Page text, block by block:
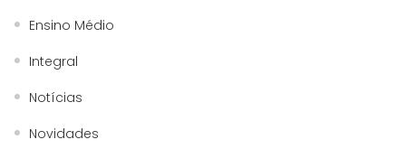
Ensino Médio
Integral
Notícias
Novidades